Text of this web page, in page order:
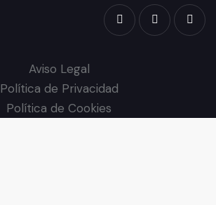
Aviso Legal
Política de Privacidad
Política de Cookies